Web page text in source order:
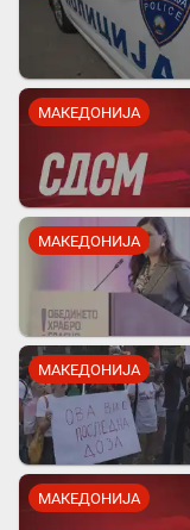
МАКЕДОНИЈА
МАКЕДОНИЈА
МАКЕДОНИЈА
МАКЕДОНИЈА